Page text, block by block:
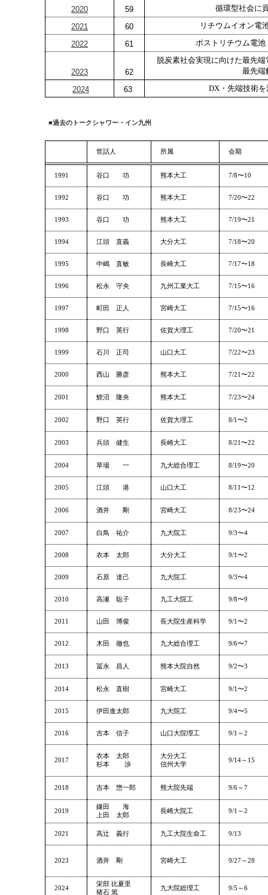
2020 59 循環型社会に
2021 60 リチウムイオン電
2022 61 ポストリチウム電
2023 62
脱炭素社会実現に向けた最先
最先端
2024 63 DX・先端技術
■過去のトークシャワー・イン九州
世話人 所属 会期
1991 谷口 功 熊本大工 7/8〜10
1992 谷口 功 熊本大工 7/20〜22
1993 谷口 功 熊本大工 7/19〜21
1994 江頭 直義 大分大工 7/18〜20
1995 中嶋 直敏 長崎大工 7/17〜18
1996 松永 守央 九州工業大工 7/15〜16
1997 町田 正人 宮崎大工 7/15〜16
1998 野口 英行 佐賀大理工 7/20〜21
1999 石川 正司 山口大工 7/22〜23
2000 西山 勝彦 熊本大工 7/21〜22
2001 鯉沼 隆央 熊本大工 7/23〜24
2002 野口 英行 佐賀大理工 8/1〜2
2003 兵頭 健生 長崎大工 8/21〜22
2004 草場 一 九大総合理工 8/19〜20
2005 江頭 港 山口大工 8/11〜12
2006 酒井 剛 宮崎大工 8/23〜24
2007 白鳥 祐介 九大院工 9/3〜4
2008 衣本 太郎 大分大工 9/1〜2
2009 石原 達己 九大院工 9/3〜4
2010 高瀬 聡子 九工大院工 9/8〜9
2011 山田 博俊 長大院生産科学 9/1〜2
2012 木田 徹也 九大総合理工 9/6〜7
2013 冨永 昌人 熊本大院自然 9/2〜3
2014 松永 直樹 宮崎大工 9/1〜2
2015 伊田進太郎 九大院工 9/4〜5
2016 吉本 信子 山口大院理工 9/1～2
2017
衣本 太郎
杉本 渉
大分大工
信州大学
9/14～15
2018 吉本 惣一郎 熊大院先端 9/6～7
2019
鎌田 海
上田 太郎
長崎大院工 9/1～2
2021 高辻 義行 九工大院生命工 9/13
2023 酒井 剛 宮崎大工 9/27～28
2024
栄部 比夏里
猪石 篤
九大院総理工 9/5～6